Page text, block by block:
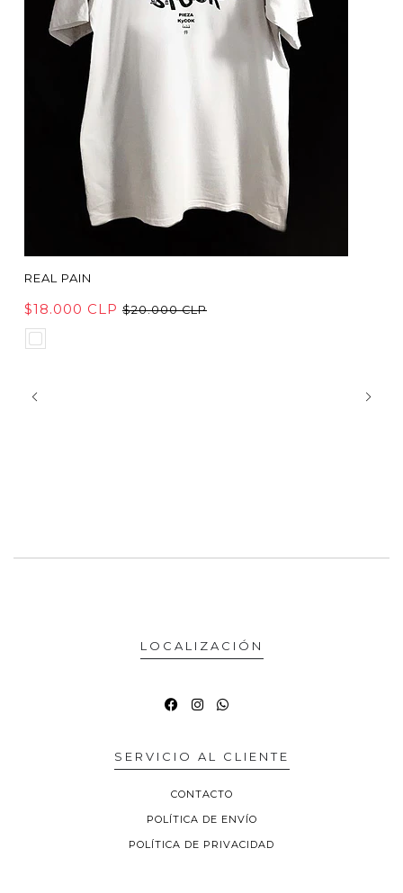
REAL PAIN
$18.000 CLP $20.000 CLP
LOCALIZACIÓN
SERVICIO AL CLIENTE
CONTACTO
POLÍTICA DE ENVÍO
POLÍTICA DE PRIVACIDAD